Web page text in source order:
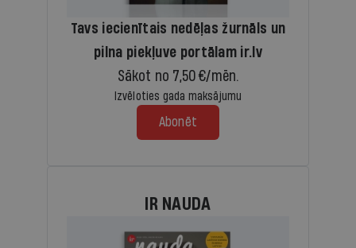
Tavs iecienītais nedēļas žurnāls un
pilna piekļuve portālam ir.lv
Sākot no 7,50 €/mēn.
Izvēloties gada maksājumu
Abonēt
IR NAUDA